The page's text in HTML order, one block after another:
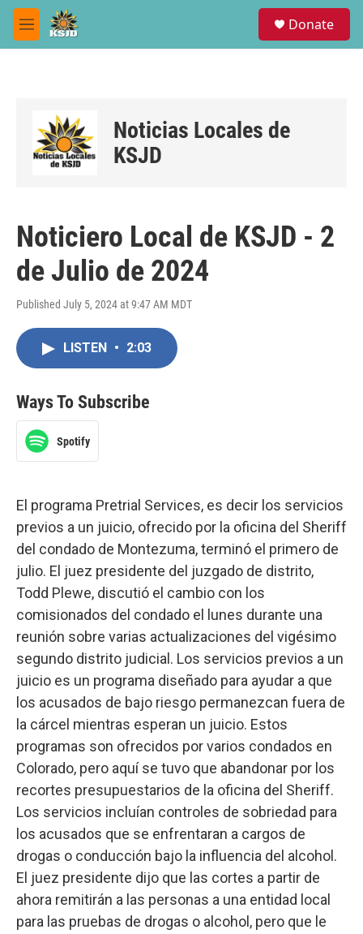
Skip to main content
M
e
Donate
Noticias Locales de
KSJD
Noticiero Local de KSJD - 2
de Julio de 2024
Published July 5, 2024 at 9:47 AM MDT
LISTEN • 2:03
Ways To Subscribe
Spotify
El programa Pretrial Services, es decir los servicios
previos a un juicio, ofrecido por la oficina del Sheriff
del condado de Montezuma, terminó el primero de
julio. El juez presidente del juzgado de distrito,
Todd Plewe, discutió el cambio con los
comisionados del condado el lunes durante una
reunión sobre varias actualizaciones del vigésimo
segundo distrito judicial. Los servicios previos a un
juicio es un programa diseñado para ayudar a que
los acusados de bajo riesgo permanezcan fuera de
la cárcel mientras esperan un juicio. Estos
programas son ofrecidos por varios condados en
Colorado, pero aquí se tuvo que abandonar por los
recortes presupuestarios de la oficina del Sheriff.
Los servicios incluían controles de sobriedad para
los acusados que se enfrentaran a cargos de
drogas o conducción bajo la influencia del alcohol.
El juez presidente dijo que las cortes a partir de
ahora remitirán a las personas a una entidad local
para las pruebas de drogas o alcohol, pero que le